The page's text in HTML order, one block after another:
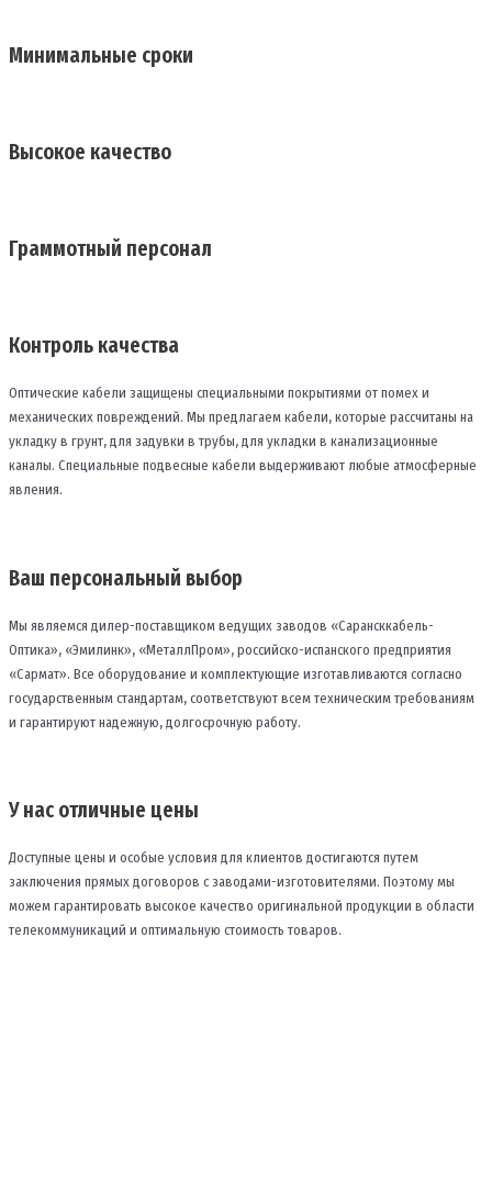
Минимальные сроки
Высокое качество
Граммотный персонал
Контроль качества
Оптические кабели защищены специальными покрытиями от помех и
механических повреждений. Мы предлагаем кабели, которые рассчитаны на
укладку в грунт, для задувки в трубы, для укладки в канализационные
каналы. Специальные подвесные кабели выдерживают любые атмосферные
явления.
Ваш персональный выбор
Мы являемся дилер-поставщиком ведущих заводов «Сарансккабель-
Оптика», «Эмилинк», «МеталлПром», российско-испанского предприятия
«Сармат». Все оборудование и комплектующие изготавливаются согласно
государственным стандартам, соответствуют всем техническим требованиям
и гарантируют надежную, долгосрочную работу.
У нас отличные цены
Доступные цены и особые условия для клиентов достигаются путем
заключения прямых договоров с заводами-изготовителями. Поэтому мы
можем гарантировать высокое качество оригинальной продукции в области
телекоммуникаций и оптимальную стоимость товаров.